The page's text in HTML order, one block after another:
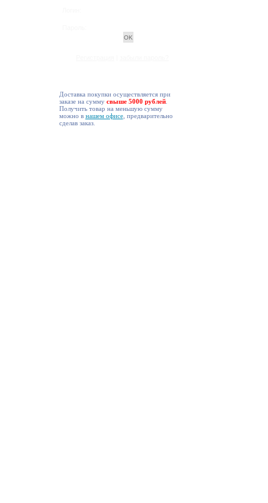
Доставка покупки осуществляется при
заказе на сумму свыше 5000 рублей.
Получить товар на меньшую сумму
можно в нашем офисе, предварительно
сделав заказ.